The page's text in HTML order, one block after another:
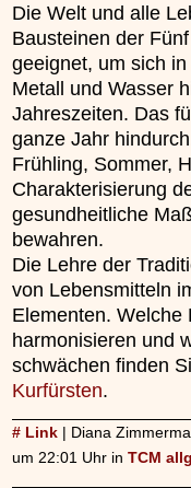
Die Welt und alle
Bausteinen der
geeignet, um sich
Metall und Wasser
Jahreszeiten. Das
ganze Jahr
Frühling, Sommer,
Charakterisierung
gesundheitliche
bewahren.
Die Lehre der
von Lebensmitteln
Elementen. Welche
harmonisieren und
schwächen finden
Kurfürsten.
# Link | Diana
um 22:01 Uhr in TCM